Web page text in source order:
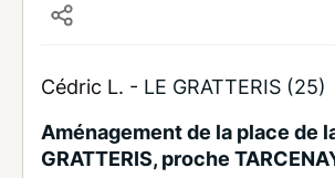
Cédric L. - LE GRATTERIS (25)
Aménagement de la place de
GRATTERIS, proche